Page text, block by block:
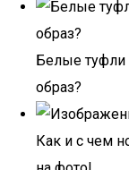
Белые туфли
образ?
Как и с чем